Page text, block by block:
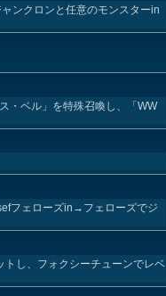
ンクロンと任意のモンスターin
・ベル」を特殊召喚し、「WW
フェローズin→フェローズでジ
し、フォクシーチューンでレベ